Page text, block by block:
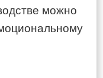
можно